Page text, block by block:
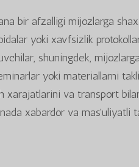
bir afzalligi mijozlarga
yoki xavfsizlik
shuningdek,
yoki materiallarni
xarajatlarini va transport
xabardor va mas'uliyatli